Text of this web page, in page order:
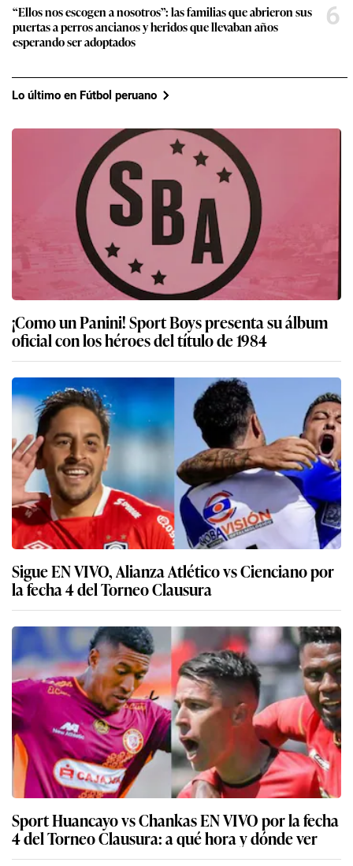
“Ellos nos escogen a nosotros”: las familias que abrieron sus
puertas a perros ancianos y heridos que llevaban años
esperando ser adoptados
6
Lo último en Fútbol peruano
¡Como un Panini! Sport Boys presenta su álbum
oficial con los héroes del título de 1984
Sigue EN VIVO, Alianza Atlético vs Cienciano por
la fecha 4 del Torneo Clausura
Sport Huancayo vs Chankas EN VIVO por la fecha
4 del Torneo Clausura: a qué hora y dónde ver